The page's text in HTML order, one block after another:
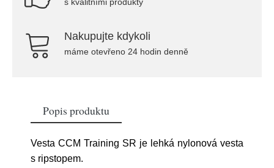
Nakupujte kdykoli
máme otevřeno 24 hodin denně
Popis produktu
Vesta CCM Training SR je lehká nylonová vesta
s ripstopem.